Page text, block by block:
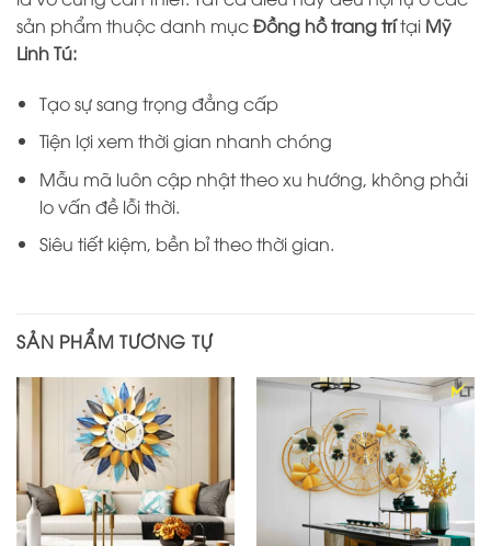
sản phẩm thuộc danh mụcĐồng hồ trang trítại Mỹ
Linh Tú:
Tạo sự sang trọng đẳng cấp
Tiện lợi xem thời gian nhanh chóng
Mẫu mã luôn cập nhật theo xu hướng, không phải
lo vấn đề lỗi thời.
Siêu tiết kiệm, bền bỉ theo thời gian.
SẢN PHẨM TƯƠNG TỰ